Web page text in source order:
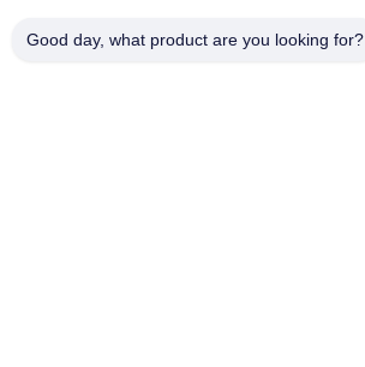
Good day, what product are you looking for?